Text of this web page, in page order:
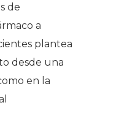
de
a
plantea
desde una
en la